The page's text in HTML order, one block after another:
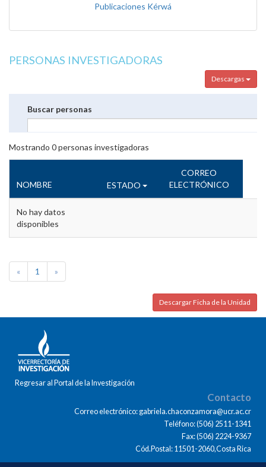
Publicaciones Kérwá
PERSONAS INVESTIGADORAS
Descargas
Buscar personas
Mostrando 0personas investigadoras
NOMBRE ESTADO
CORREO
ELECTRÓNICO
No hay datos
disponibles
« 1 »
Descargar Ficha de la Unidad
Regresar al Portal de la Investigación
Contacto
Correo electrónico: gabriela.chaconzamora@ucr.ac.cr
Teléfono: (506) 2511-1341
Fax: (506) 2224-9367
Cód.Postal: 11501-2060,Costa Rica